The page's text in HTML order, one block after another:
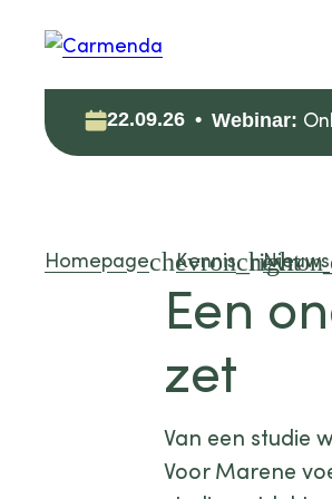
Automatisch
patiënt- en
en makkelijk.
22.09.26 Webinar:
Homepage Kennis Nieuws
Een
zet
Van een studie
Voor Marene